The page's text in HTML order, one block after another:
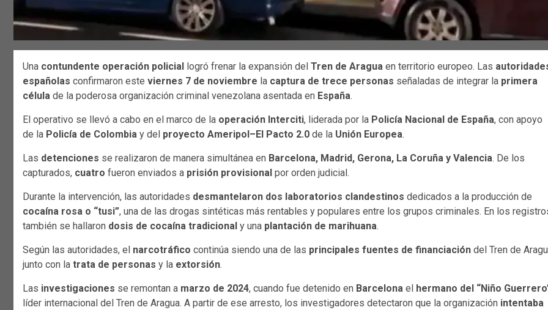
Una contundente operación policial logró frenar la expansión del Tren de Aragua en territorio europeo. Las
españolas confirmaron este viernes 7 de noviembre la captura de trece personas señaladas de integrar la primera
célula de la poderosa organización criminal venezolana asentada en España.
El operativo se llevó a cabo en el marco de la operación Interciti, liderada por la Policía Nacional de España, con apoyo
de la Policía de Colombia y del proyecto Ameripol–El Pacto 2.0 de la Unión Europea.
Las detenciones se realizaron de manera simultánea en Barcelona, Madrid, Gerona, La Coruña y Valencia. De los
capturados, cuatro fueron enviados a prisión provisional por orden judicial.
Durante la intervención, las autoridades desmantelaron dos laboratorios clandestinos dedicados a la producción de
cocaína rosa o “tusi”, una de las drogas sintéticas más rentables y populares entre los grupos criminales. En los
también se hallaron dosis de cocaína tradicional y una plantación de marihuana.
Según las autoridades, el narcotráfico continúa siendo una de las principales fuentes de financiación del Tren de
junto con la trata de personas y la extorsión.
Las investigaciones se remontan a marzo de 2024, cuando fue detenido en Barcelona el hermano del “Niño
líder internacional del Tren de Aragua. A partir de ese arresto, los investigadores detectaron que la organización intentaba